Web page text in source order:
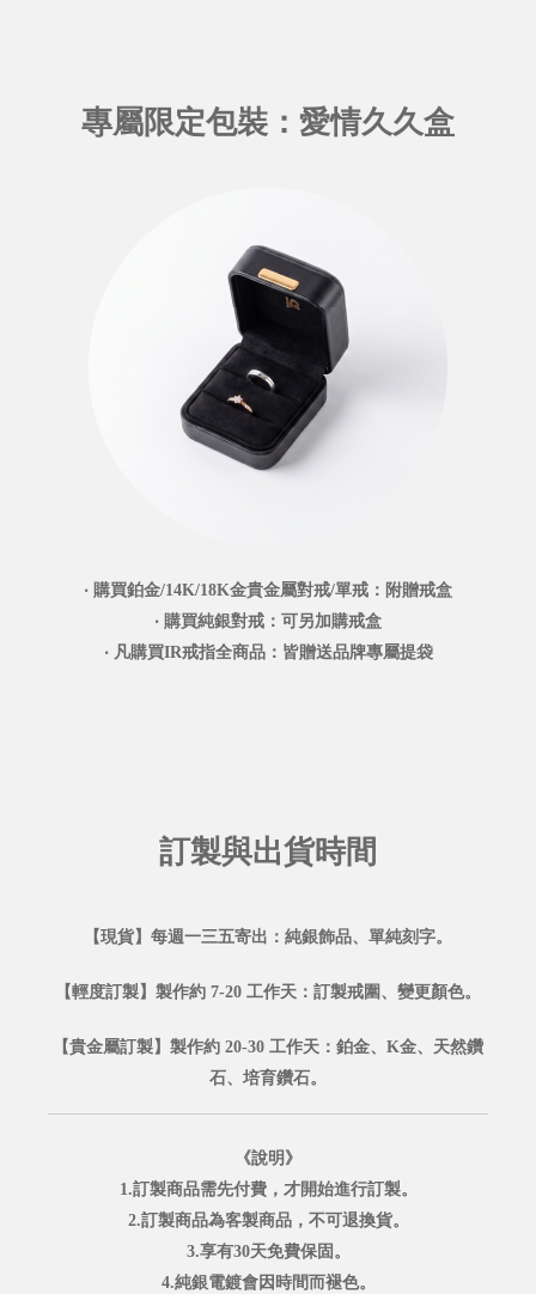
專屬限定包裝：愛情久久盒
‧ 購買鉑金/14K/18K金貴金屬對戒/單戒：附贈戒盒
‧ 購買純銀對戒：可另加購戒盒
‧ 凡購買IR戒指全商品：皆贈送品牌專屬提袋
訂製與出貨時間
【現貨】每週一三五寄出：純銀飾品、單純刻字。
【輕度訂製】製作約 7-20 工作天：訂製戒圍、變更顏色。
【貴金屬訂製】製作約 20-30 工作天：鉑金、K金、天然鑽
石、培育鑽石。
《說明》
1.訂製商品需先付費，才開始進行訂製。
2.訂製商品為客製商品，不可退換貨。
3.享有30天免費保固。
4.純銀電鍍會因時間而褪色。